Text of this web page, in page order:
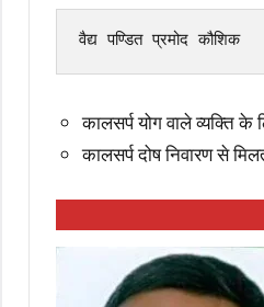
वैद्य पण्डित प्रमोद कौशिक
कालसर्प योग वाले व्यक्ति के
कालसर्प दोष निवारण से